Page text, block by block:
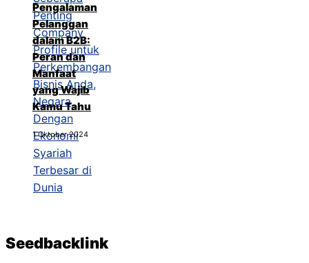
Pengalaman
Pelanggan
dalam B2B:
Peran dan
Manfaat
yang Wajib
Kamu Tahu
1 Oktober 2024
Seedbacklink